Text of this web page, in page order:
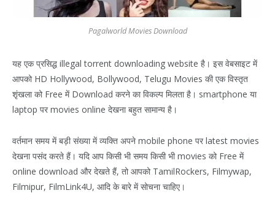
Pagalworld Movies Download
यह एक प्रसिद्ध illegal torrent downloading website है। इस वेबसाइट में
आपको HD Hollywood, Bollywood, Telugu Movies की एक विस्तृत
शृंखला को Free में Download करने का विकल्प मिलता है। smartphone या
laptop पर movies online देखना बहुत सामान्य है।
वर्तमान समय में बड़ी संख्या में व्यक्ति अपने mobile phone पर latest movies
देखना पसंद करते हैं। यदि आप किसी भी समय किसी भी movies को Free में
online download और देखते हैं, तो आपको TamilRockers, Filmywap,
Filmipur, FilmLink4U, आदि के बारे में सोचना चाहिए।